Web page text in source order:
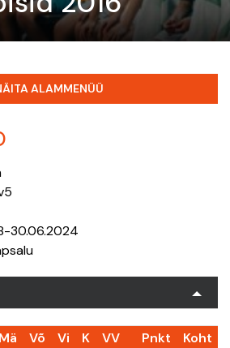
ALAMMENÜÜ
30.06.2024
Mä Võ Vi K VV Pnkt
Koht